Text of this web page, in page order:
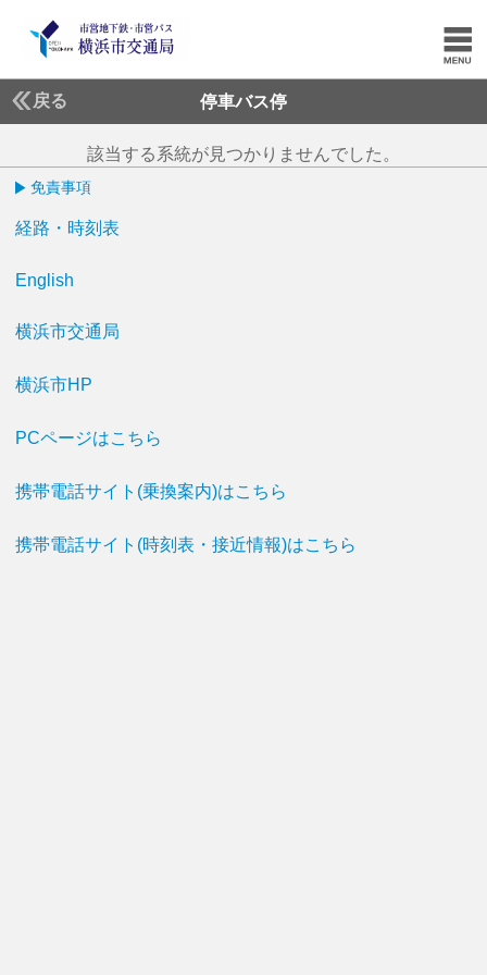
戻る 停車バス停
該当する系統が見つかりませんでした。
免責事項
経路・時刻表
English
横浜市交通局
横浜市HP
PCページはこちら
携帯電話サイト(乗換案内)はこちら
携帯電話サイト(時刻表・接近情報)はこちら